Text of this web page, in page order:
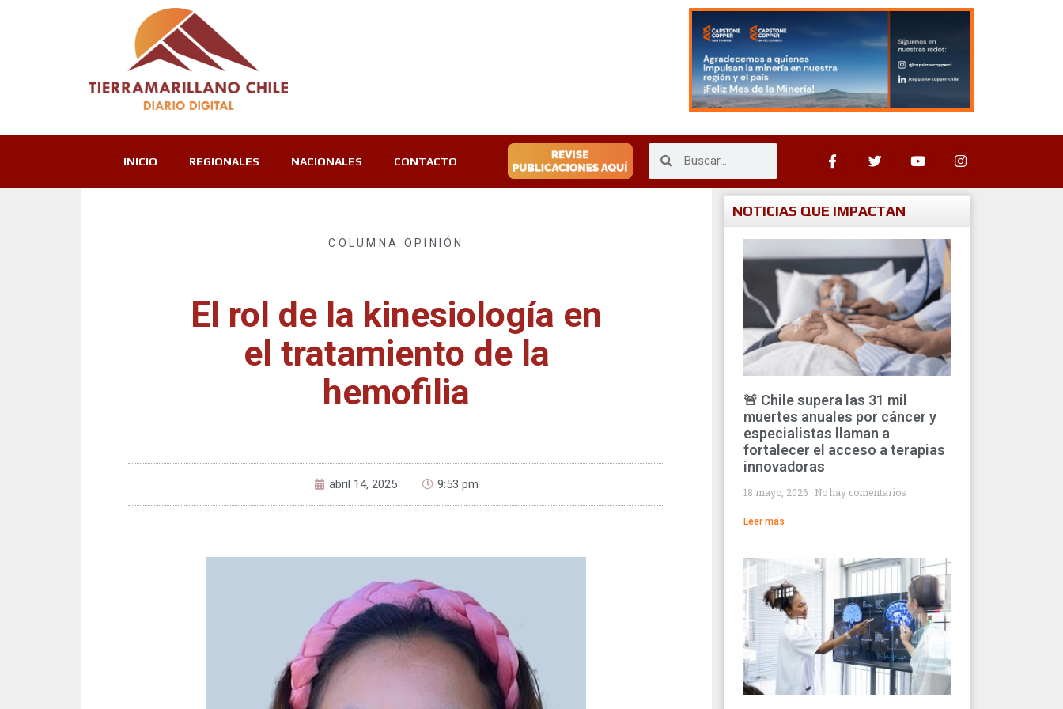
INICIO REGIONALES NACIONALES CONTACTO
COLUMNA OPINIÓN
El rol de la kinesiología en
el tratamiento de la
hemofilia
abril 14, 2025 9:53 pm
NOTICIAS QUE IMPACTAN
🚨 Chile supera las 31 mil
muertes anuales por cáncer y
especialistas llaman a
fortalecer el acceso a terapias
innovadoras
18 mayo, 2026 No hay comentarios
Leer más